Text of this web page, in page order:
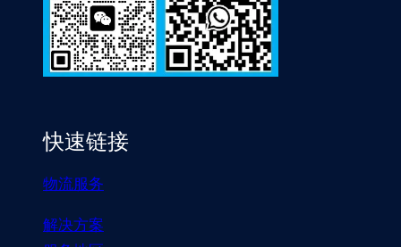
快速链接
物流服务
解决方案